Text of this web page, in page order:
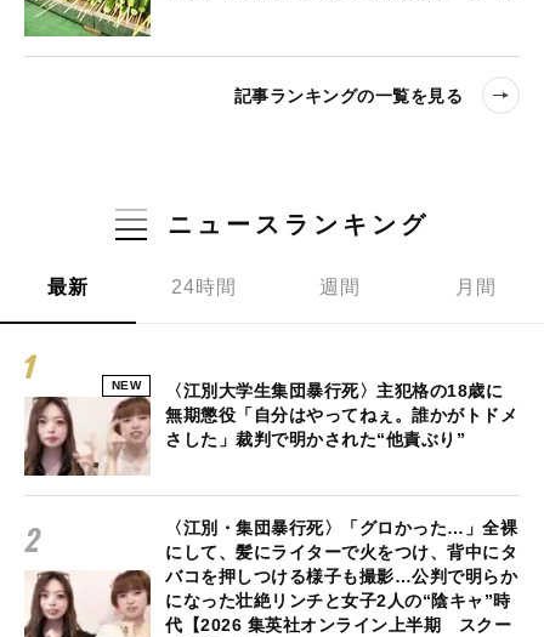
記事ランキングの一覧を見る
ニュースランキング
最新 24時間 週間 月間
NEW
〈江別大学生集団暴行死〉主犯格の18歳に
無期懲役「自分はやってねぇ。誰かがトドメ
さした」裁判で明かされた“他責ぶり”
〈江別・集団暴行死〉「グロかった…」全裸
にして、髪にライターで火をつけ、背中にタ
バコを押しつける様子も撮影…公判で明らか
になった壮絶リンチと女子2人の“陰キャ”時
代【2026 集英社オンライン上半期 スクー